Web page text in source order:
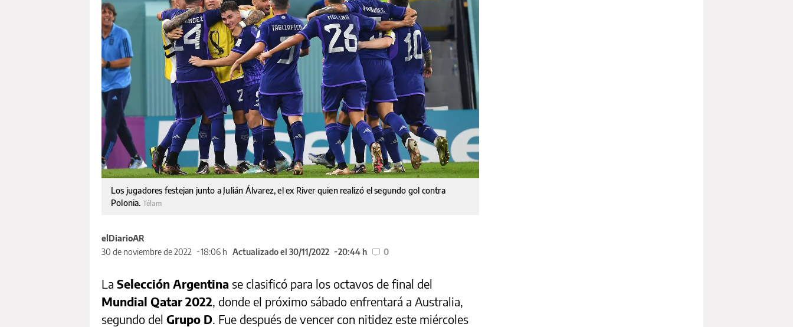
Los jugadores festejan junto a Julián Álvarez, el ex River quien realizó el segundo gol contra
Polonia. Télam
elDiarioAR
30 de noviembre de 2022
18:06 h Actualizado el 30/11/2022 20:44 h 0
La Selección Argentina se clasificó para los octavos de final del
Mundial Qatar 2022, donde el próximo sábado enfrentará a Australia,
segundo del Grupo D. Fue después de vencer con nitidez este miércoles